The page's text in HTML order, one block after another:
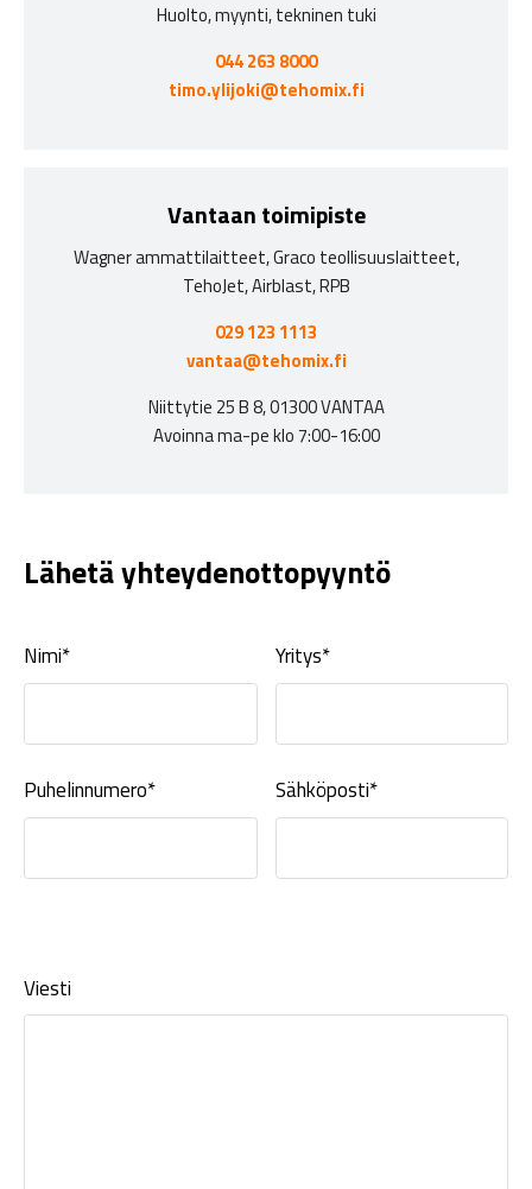
Huolto, myynti, tekninen tuki
044 263 8000
timo.ylijoki@tehomix.fi
Vantaan toimipiste
Wagner ammattilaitteet, Graco teollisuuslaitteet,
TehoJet, Airblast, RPB
029 123 1113
vantaa@tehomix.fi
Niittytie 25 B 8, 01300 VANTAA
Avoinna ma-pe klo 7:00-16:00
Lähetä yhteydenottopyyntö
Nimi* Yritys*
Puhelinnumero* Sähköposti*
Viesti